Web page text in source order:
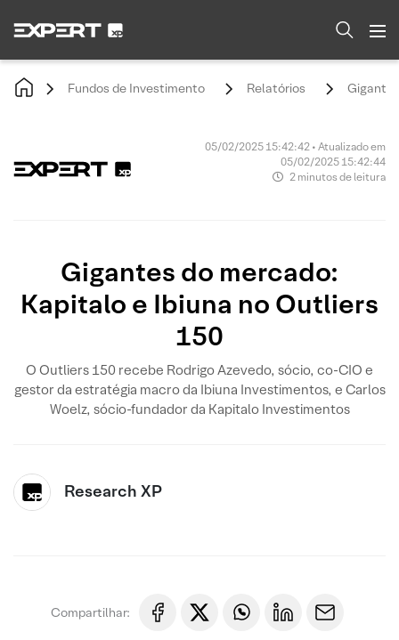
Fundos de Investimento Relatórios
05/02/2025 15:42:42 • Atualizado em
05/02/2025 15:42:44
2 minutos de leitura
Gigantes do mercado:
Kapitalo e Ibiuna no Outliers
150
O Outliers 150 recebe Rodrigo Azevedo, sócio, co-CIO e
gestor da estratégia macro da Ibiuna Investimentos, e Carlos
Woelz, sócio-fundador da Kapitalo Investimentos
Research XP
Compartilhar: